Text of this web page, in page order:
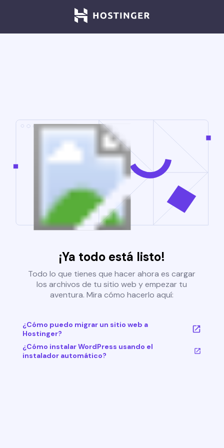
¡Ya todo está listo!
Todo lo que tienes que hacer ahora es cargar
los archivos de tu sitio web y empezar tu
aventura. Mira cómo hacerlo aquí:
¿Cómo puedo migrar un sitio web a
Hostinger?
¿Cómo instalar WordPress usando el
instalador automático?